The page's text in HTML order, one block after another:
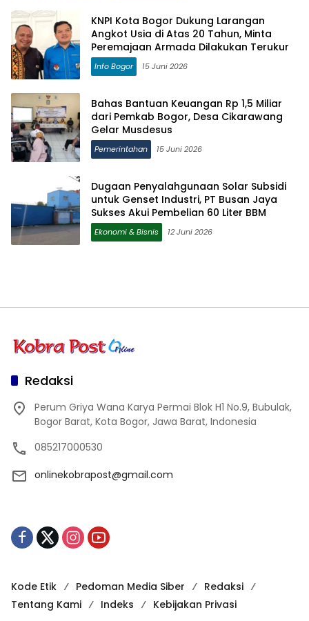
KNPI Kota Bogor Dukung Larangan
Angkot Usia di Atas 20 Tahun, Minta
Peremajaan Armada Dilakukan Terukur
Info Bogor 15 Juni 2026
Bahas Bantuan Keuangan Rp 1,5 Miliar
dari Pemkab Bogor, Desa Cikarawang
Gelar Musdesus
Pemerintahan 15 Juni 2026
Dugaan Penyalahgunaan Solar Subsidi
untuk Genset Industri, PT Busan Jaya
Sukses Akui Pembelian 60 Liter BBM
Ekonomi & Bisnis 12 Juni 2026
Redaksi
Perum Griya Wana Karya Permai Blok H1 No.9, Bubulak,
Bogor Barat, Kota Bogor, Jawa Barat, Indonesia
085217000530
onlinekobrapost@gmail.com
Kode Etik Pedoman Media Siber
Redaksi
Tentang Kami
Indeks Kebijakan Privasi